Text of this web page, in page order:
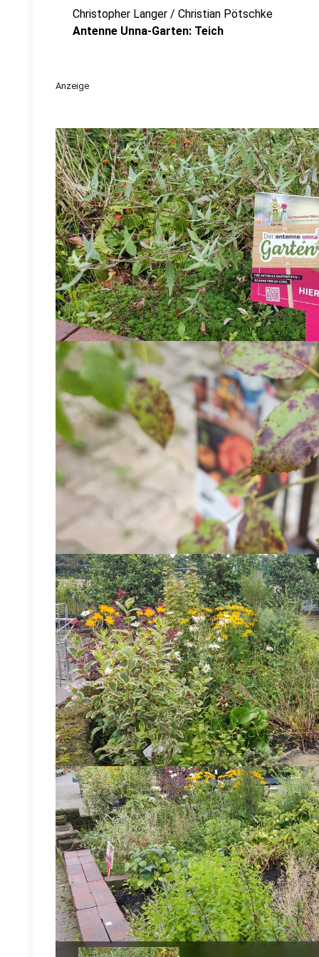
Christopher Langer / Christian Pötschke
Antenne Unna-Garten: Teich
Anzeige